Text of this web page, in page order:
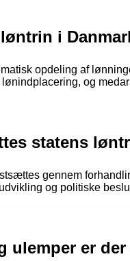
i
opdeling af
og
statens
gennem
og politiske
ulemper er